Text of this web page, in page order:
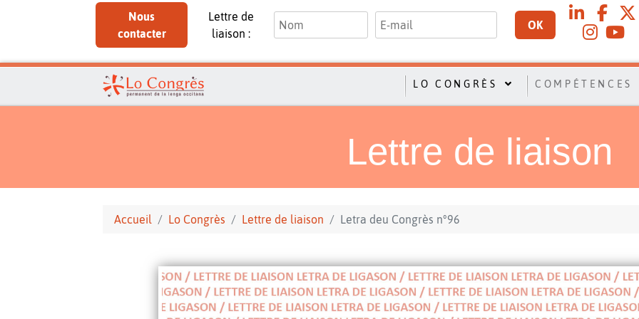
Nous
contacter
Lettre de
liaison :
OK
LO CONGRÈS COMPÉTENCES
Lettre de liaison
Accueil Lo Congrès Lettre de liaison Letra deu Congrès n°96